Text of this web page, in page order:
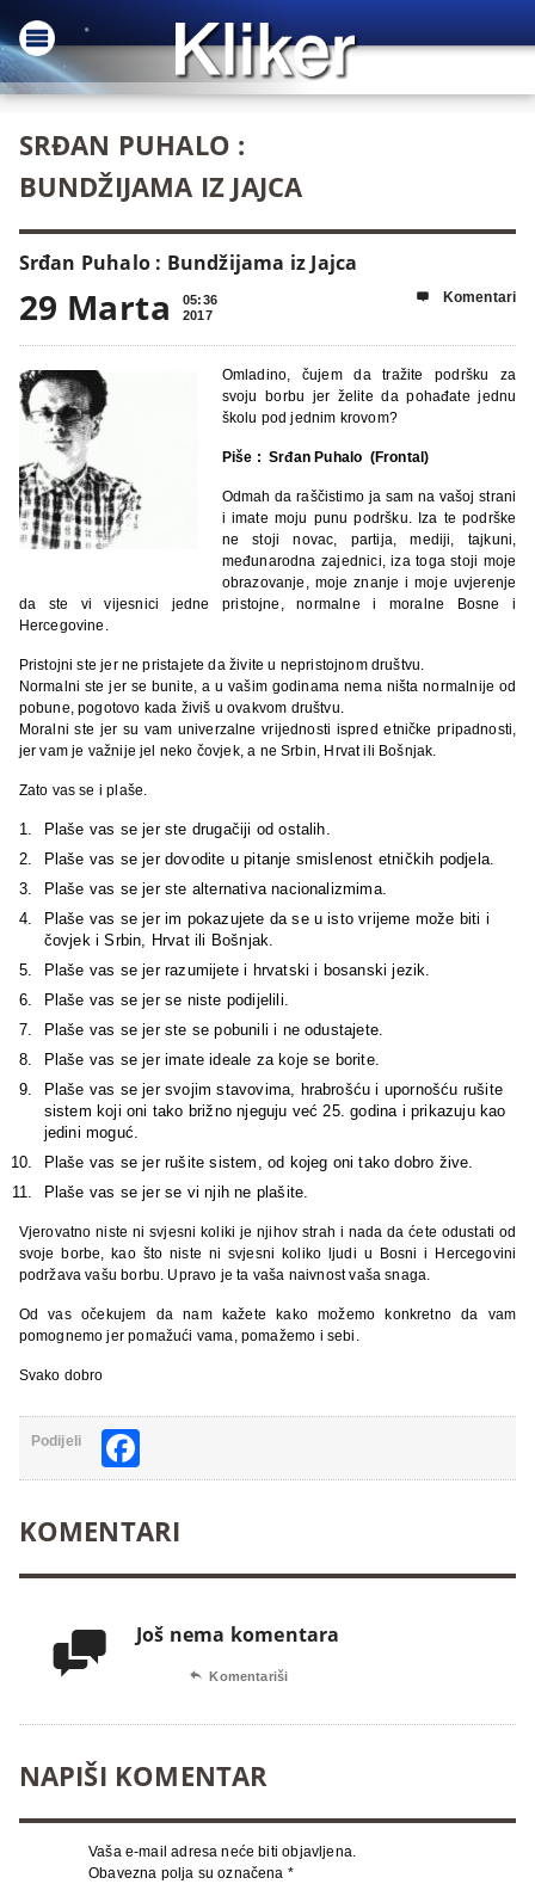
SRĐAN PUHALO :
BUNDŽIJAMA IZ JAJCA
Srđan Puhalo : Bundžijama iz Jajca
29 Marta
05:36
2017
 Komentari
Omladino, čujem da tražite podršku za
svoju borbu jer želite da pohađate jednu
školu pod jednim krovom?
Piše : Srđan Puhalo (Frontal)
Odmah da raščistimo ja sam na vašoj strani
i imate moju punu podršku. Iza te podrške
ne stoji novac, partija, mediji, tajkuni,
međunarodna zajednici, iza toga stoji moje
obrazovanje, moje znanje i moje uvjerenje
da ste vi vijesnici jedne pristojne, normalne i moralne Bosne i
Hercegovine.
Pristojni ste jer ne pristajete da živite u nepristojnom društvu.
Normalni ste jer se bunite, a u vašim godinama nema ništa normalnije od
pobune, pogotovo kada živiš u ovakvom društvu.
Moralni ste jer su vam univerzalne vrijednosti ispred etničke pripadnosti,
jer vam je važnije jel neko čovjek, a ne Srbin, Hrvat ili Bošnjak.
Zato vas se i plaše.
Plaše vas se jer ste drugačiji od ostalih.
Plaše vas se jer dovodite u pitanje smislenost etničkih podjela.
Plaše vas se jer ste alternativa nacionalizmima.
Plaše vas se jer im pokazujete da se u isto vrijeme može biti i
čovjek i Srbin, Hrvat ili Bošnjak.
Plaše vas se jer razumijete i hrvatski i bosanski jezik.
Plaše vas se jer se niste podijelili.
Plaše vas se jer ste se pobunili i ne odustajete.
Plaše vas se jer imate ideale za koje se borite.
Plaše vas se jer svojim stavovima, hrabrošću i upornošću rušite
sistem koji oni tako brižno njeguju već 25. godina i prikazuju kao
jedini moguć.
Plaše vas se jer rušite sistem, od kojeg oni tako dobro žive.
Plaše vas se jer se vi njih ne plašite.
Vjerovatno niste ni svjesni koliki je njihov strah i nada da ćete odustati od
svoje borbe, kao što niste ni svjesni koliko ljudi u Bosni i Hercegovini
podržava vašu borbu. Upravo je ta vaša naivnost vaša snaga.
Od vas očekujem da nam kažete kako možemo konkretno da vam
pomognemo jer pomažući vama, pomažemo i sebi.
Svako dobro
Podijeli
KOMENTARI
 Još nema komentara
 Komentariši
NAPIŠI KOMENTAR
Vaša e-mail adresa neće biti objavljena.
Obavezna polja su označena *